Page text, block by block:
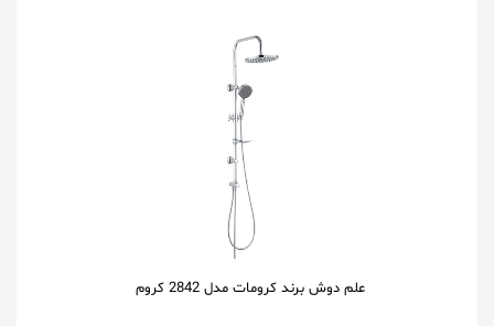
علم دوش برند کرومات مدل 2842 کروم